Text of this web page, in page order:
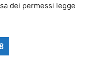
dei permessi legge